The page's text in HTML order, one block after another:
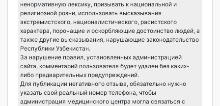
ненормативную лексику, призывать к национальной и
религиозной розни, использовать высказывания
экстремистского, националистического, расистского
характера, порочащие и оскорбляющие достоинство людей, а
также другие высказывания, нарушающие законодательство
Республики Узбекистан.
За нарушение правил, установленных администрацией
сайта, комментарий пользователя будет удален без каких-
либо предварительных предупреждений.
Для публикации негативного отзыва, обязательно нужно
указать свой реальный номер телефона, чтобы
администрация медицинского центра могла связаться с